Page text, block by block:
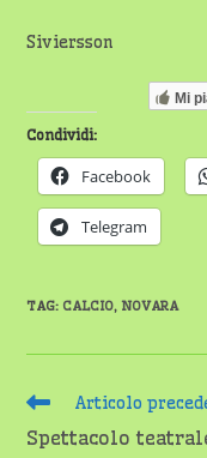
Siviersson
Mi
Condividi:
Facebook
Telegram
TAG: CALCIO, NOVARA
Leggi
articoli
Articolo
Spettacolo